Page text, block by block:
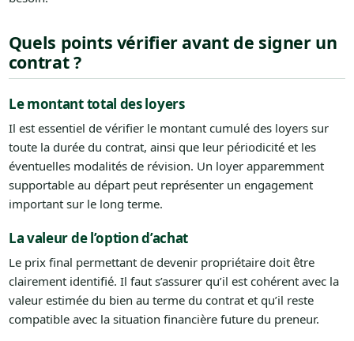
Quels points vérifier avant de signer un
contrat ?
Le montant total des loyers
Il est essentiel de vérifier le montant cumulé des loyers sur
toute la durée du contrat, ainsi que leur périodicité et les
éventuelles modalités de révision. Un loyer apparemment
supportable au départ peut représenter un engagement
important sur le long terme.
La valeur de l’option d’achat
Le prix final permettant de devenir propriétaire doit être
clairement identifié. Il faut s’assurer qu’il est cohérent avec la
valeur estimée du bien au terme du contrat et qu’il reste
compatible avec la situation financière future du preneur.